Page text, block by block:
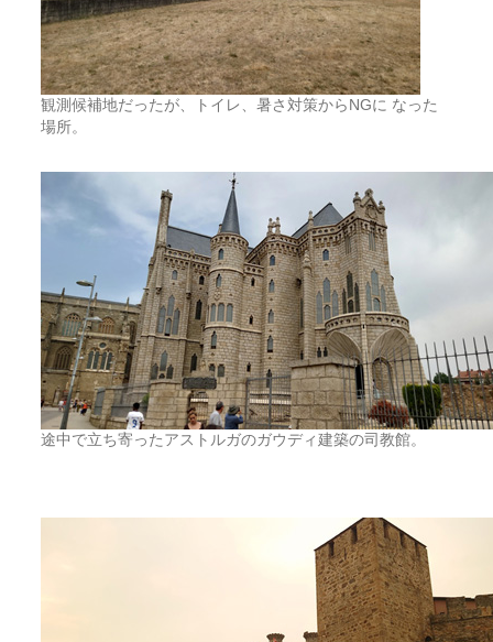
観測候補地だったが、トイレ、暑さ対策からNGに なった
場所。
途中で立ち寄ったアストルガのガウディ建築の司教館。